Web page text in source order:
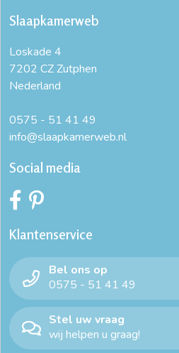
massief houten slaapkamer meubels
Slaapkamerweb
Loskade 4
7202 CZ Zutphen
Nederland
0575 - 51 41 49
info@slaapkamerweb.nl
Social media
Klantenservice
Bel ons op
0575 - 51 41 49
Stel uw vraag
wij helpen u graag!